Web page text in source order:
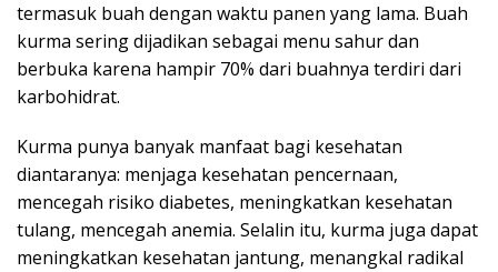
termasuk buah dengan waktu panen yang lama. Buah
kurma sering dijadikan sebagai menu sahur dan
berbuka karena hampir 70% dari buahnya terdiri dari
karbohidrat.
Kurma punya banyak manfaat bagi kesehatan
diantaranya: menjaga kesehatan pencernaan,
mencegah risiko diabetes, meningkatkan kesehatan
tulang, mencegah anemia. Selalin itu, kurma juga dapat
meningkatkan kesehatan jantung, menangkal radikal